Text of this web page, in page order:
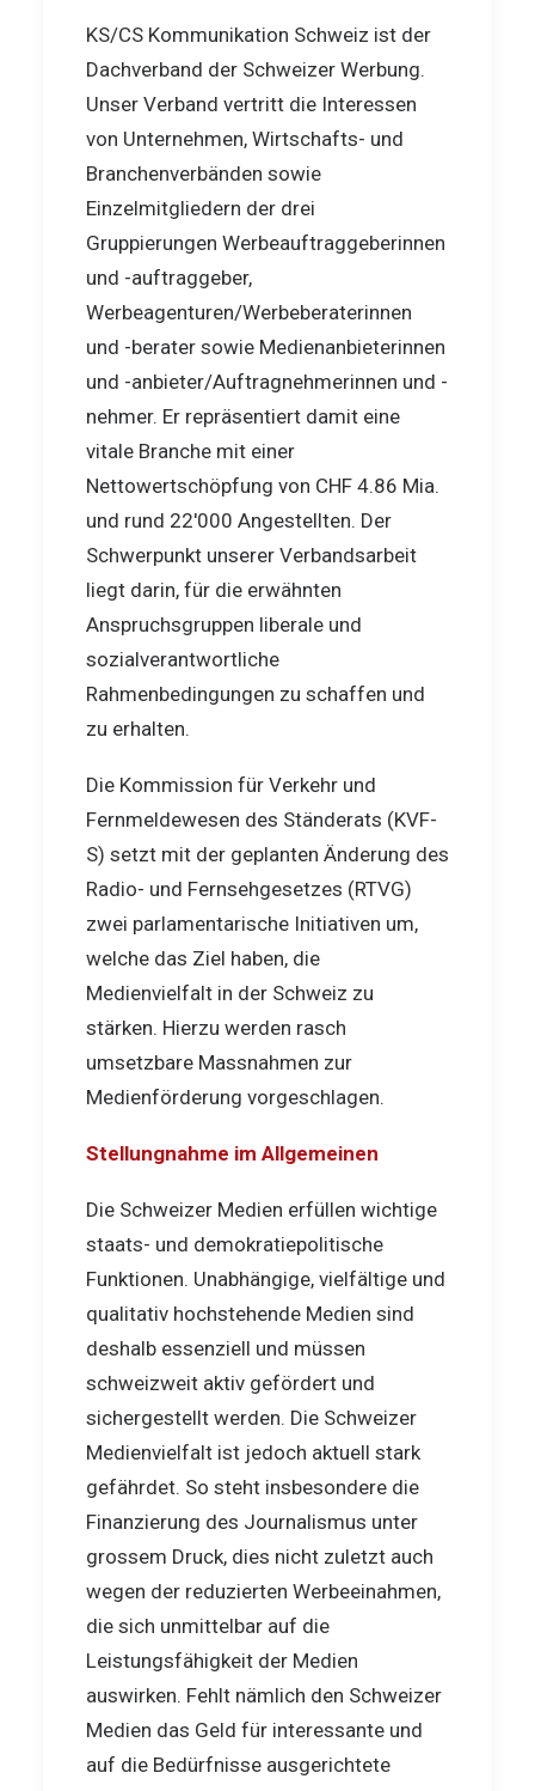
KS/CS Kommunikation Schweiz ist der
Dachverband der Schweizer Werbung.
Unser Verband vertritt die Interessen
von Unternehmen, Wirtschafts- und
Branchenverbänden sowie
Einzelmitgliedern der drei
Gruppierungen Werbeauftraggeberinnen
und -auftraggeber,
Werbeagenturen/Werbeberaterinnen
und -berater sowie Medienanbieterinnen
und -anbieter/Auftragnehmerinnen und -
nehmer. Er repräsentiert damit eine
vitale Branche mit einer
Nettowertschöpfung von CHF 4.86 Mia.
und rund 22'000 Angestellten. Der
Schwerpunkt unserer Verbandsarbeit
liegt darin, für die erwähnten
Anspruchsgruppen liberale und
sozialverantwortliche
Rahmenbedingungen zu schaffen und
zu erhalten.
Die Kommission für Verkehr und
Fernmeldewesen des Ständerats (KVF-
S) setzt mit der geplanten Änderung des
Radio- und Fernsehgesetzes (RTVG)
zwei parlamentarische Initiativen um,
welche das Ziel haben, die
Medienvielfalt in der Schweiz zu
stärken. Hierzu werden rasch
umsetzbare Massnahmen zur
Medienförderung vorgeschlagen.
Stellungnahme im Allgemeinen
Die Schweizer Medien erfüllen wichtige
staats- und demokratiepolitische
Funktionen. Unabhängige, vielfältige und
qualitativ hochstehende Medien sind
deshalb essenziell und müssen
schweizweit aktiv gefördert und
sichergestellt werden. Die Schweizer
Medienvielfalt ist jedoch aktuell stark
gefährdet. So steht insbesondere die
Finanzierung des Journalismus unter
grossem Druck, dies nicht zuletzt auch
wegen der reduzierten Werbeeinahmen,
die sich unmittelbar auf die
Leistungsfähigkeit der Medien
auswirken. Fehlt nämlich den Schweizer
Medien das Geld für interessante und
auf die Bedürfnisse ausgerichtete